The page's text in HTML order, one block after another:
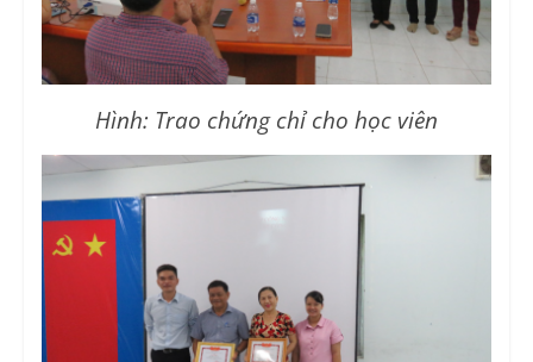
Hình: Trao chứng chỉ cho học viên